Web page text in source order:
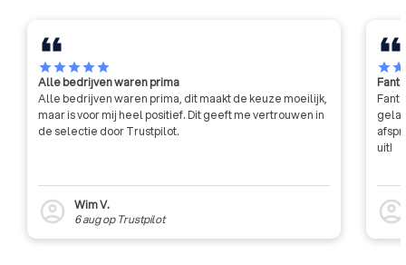
onderneming. NOAB-leden
hebben klantgerichtheid hoog in
het vaandel hebben staan.
starstarstarstarstar
Alle bedrijven waren prima
Alle bedrijven waren prima, dit maakt de keuze moeilijk,
maar is voor mij heel positief. Dit geeft me vertrouwen in
de selectie door Trustpilot.
account_circle
Wim V.
6 augop Trustpilot
starstar
uit!
account_circle